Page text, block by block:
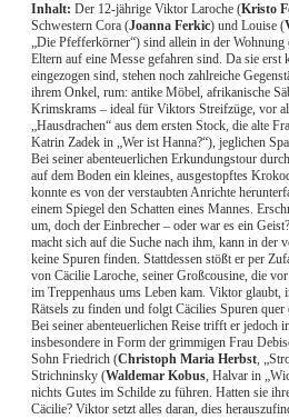
Inhalt: Der 12-jährige Viktor Laroche (Kristo
Schwestern Cora (Joanna Ferkic) und Louise (
„Die Pfefferkörner“) sind allein in der Wohnung
Eltern auf eine Messe gefahren sind. Da sie
eingezogen sind, stehen noch zahlreiche
ihrem Onkel, rum: antike Möbel, afrikanische
Krimskrams – ideal für Viktors Streifzüge, vor
„Hausdrachen“ aus dem ersten Stock, die alte
Katrin Zadek in „Wer ist Hanna?“), jeglichen
Bei seiner abenteuerlichen Erkundungstour
auf dem Boden ein kleines, ausgestopftes
konnte es von der verstaubten Anrichte
einem Spiegel den Schatten eines Mannes.
um, doch der Einbrecher – oder war es ein
macht sich auf die Suche nach ihm, kann in der
keine Spuren finden. Stattdessen stößt er per
von Cäcilie Laroche, seiner Großcousine, die
im Treppenhaus ums Leben kam. Viktor glaubt,
Rätsels zu finden und folgt Cäcilies Spuren
Bei seiner abenteuerlichen Reise trifft er jedoch
insbesondere in Form der grimmigen Frau
Sohn Friedrich (Christoph Maria Herbst,
Strichninsky (Waldemar Kobus, Halvar in
nichts Gutes im Schilde zu führen. Hatten sie
Cäcilie? Viktor setzt alles daran, dies